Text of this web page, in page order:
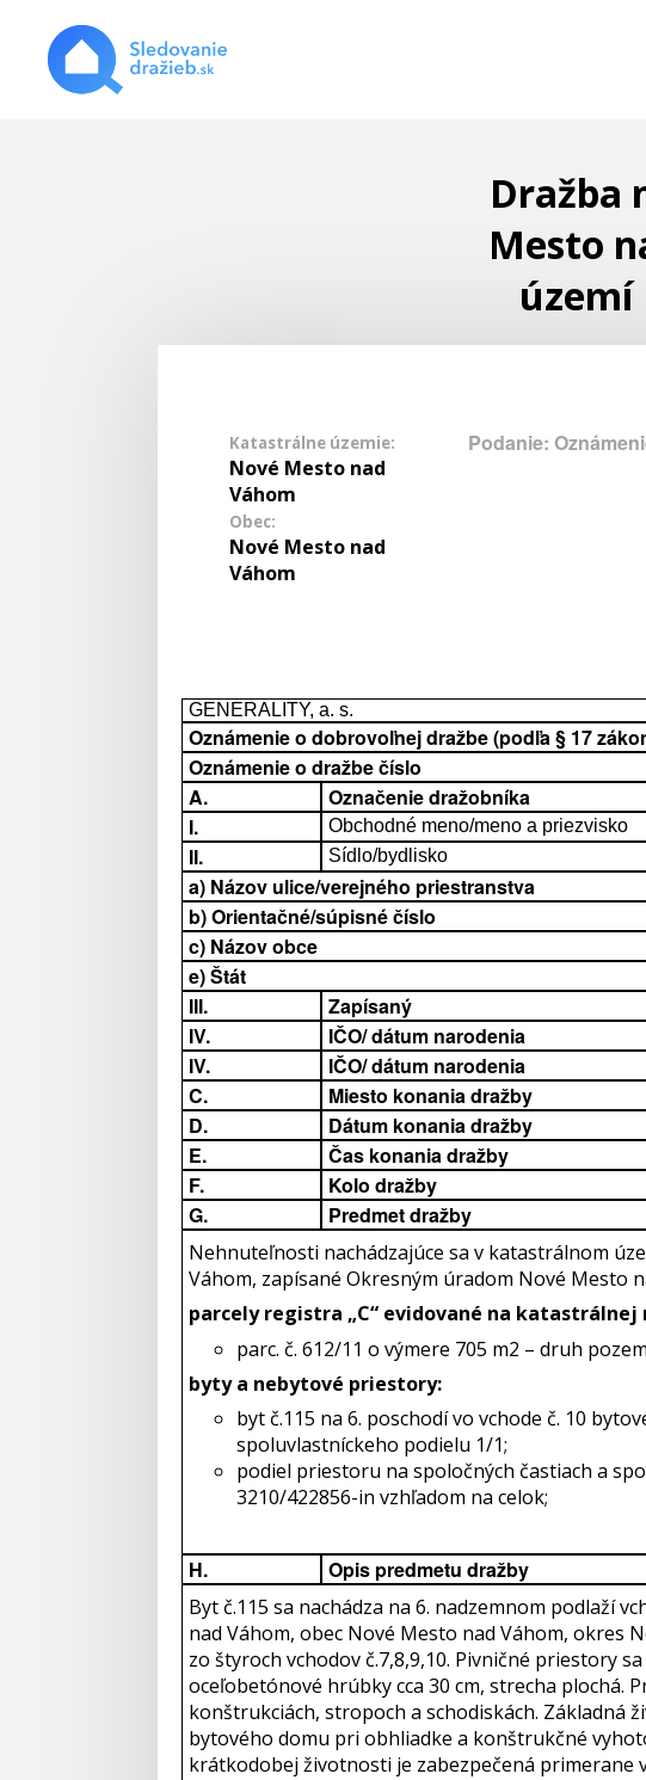
Dražba
Mesto
území
Katastrálne územie:
Nové Mesto nad
Váhom
Obec:
Nové Mesto nad
Váhom
Podanie:
GENERALITY, a. s.
Oznámenie o dobrovoľnej dražbe (podľa § 17
Oznámenie o dražbe číslo
A.
Označenie dražobníka
I.
Obchodné meno/meno a priezvisko
II. Sídlo/bydlisko
a) Názov ulice/verejného priestranstva
b) Orientačné/súpisné číslo
c) Názov obce
e) Štát
III. Zapísaný
IV. IČO/ dátum narodenia
IV.
IČO/ dátum narodenia
C.
Miesto konania dražby
D. Dátum konania dražby
E. Čas konania dražby
F. Kolo dražby
G. Predmet dražby
Nehnuteľnosti nachádzajúce sa v katastrálnom
Váhom, zapísané Okresným úradom Nové Mesto
parcely registra „C“ evidované na katastrálnej
parc. č. 612/11 o výmere 705 m2 – druh
byty a nebytové priestory:
byt č.115 na 6. poschodí vo vchode č. 10
spoluvlastníckeho podielu 1/1;
podiel priestoru na spoločných častiach a
3210/422856-in vzhľadom na celok;
H. Opis predmetu dražby
Byt č.115 sa nachádza na 6. nadzemnom podlaží
nad Váhom, obec Nové Mesto nad Váhom, okres
zo štyroch vchodov č.7,8,9,10. Pivničné priestory
oceľobetónové hrúbky cca 30 cm, strecha plochá.
konštrukciách, stropoch a schodiskách. Základná
bytového domu pri obhliadke a konštrukčné
krátkodobej životnosti je zabezpečená primerane